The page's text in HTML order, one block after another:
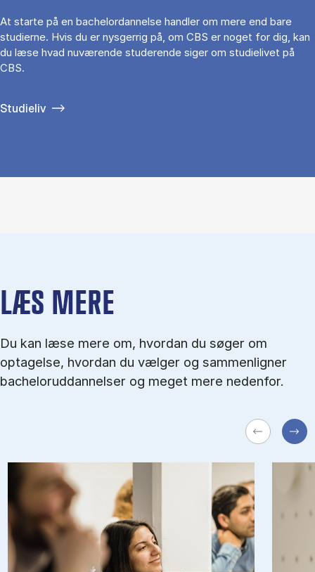
At starte på en bachelordannelse handler om mere end bare
studierne. Hvis du er nysgerrig på, om CBS er noget for dig, kan
du læse hvad nuværende studerende siger om studielivet på
CBS.
Studieliv
LÆS MERE
Du kan læse mere om, hvordan du søger om
optagelse, hvordan du vælger og sammenligner
bacheloruddannelser og meget mere nedenfor.